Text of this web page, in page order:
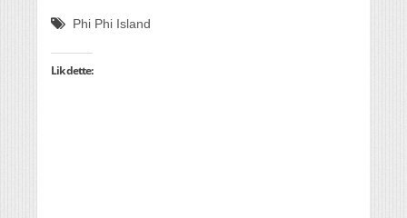
Phi Phi Island
Lik dette: